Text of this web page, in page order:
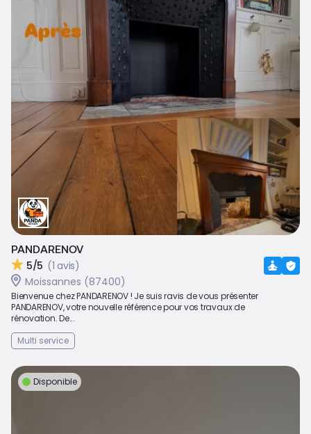
PANDARENOV
5/5 (1 avis)
Moissannes (87400)
Bienvenue chez PANDARENOV ! Je suis ravis de vous présenter
PANDARENOV, votre nouvelle référence pour vos travaux de
rénovation. De...
Multi service
Disponible